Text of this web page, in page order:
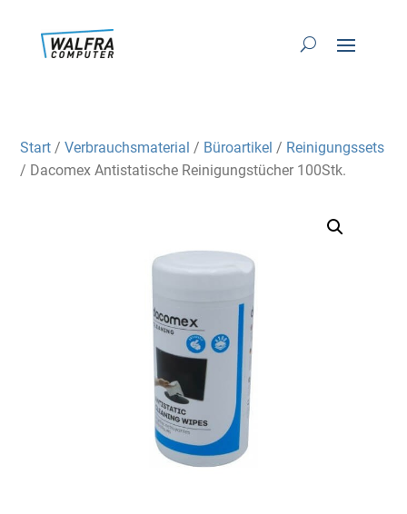
Start /Verbrauchsmaterial / Büroartikel / Reinigungssets
/ Dacomex Antistatische Reinigungstücher 100Stk.